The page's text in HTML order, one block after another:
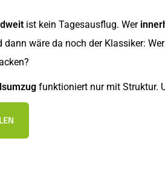
ist kein Tagesausflug. Wer
dann wäre da noch der Klassiker:
funktioniert nur mit Struktur.